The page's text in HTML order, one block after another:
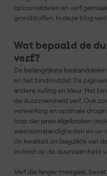
oplosmiddelen en verf
grondstoffen. In deze blog
Wat bepaald de
verf?
De belangrijkste
en het bindmiddel. De
andere vulling en kleur. Het
de duurzaamheid verf. Ook
verwerking en optimale
loop der jaren afgebroken
weersomstandigheden en
de kwaliteit en laagdikte van
invloed op de duurzaamheid
Verf die langer meegaat,